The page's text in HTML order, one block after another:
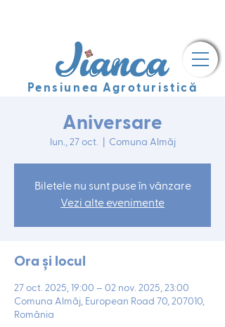
Pensiunea Agroturistică
Aniversare
lun., 27 oct. Comuna Almăj
Biletele nu sunt puse în vânzare
Vezi alte evenimente
Ora și locul
27 oct. 2025, 19:00 – 02 nov. 2025, 23:00
Comuna Almăj, European Road 70, 207010,
România